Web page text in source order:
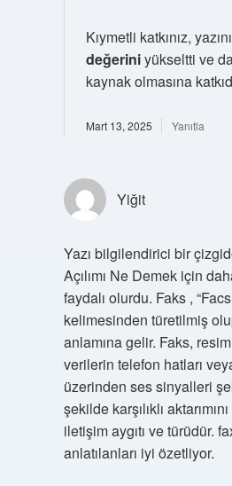
Kıymetli katkınız,
değeriniyükseltti ve
kaynak olmasına
Mart 13, 2025 Yanıtla
Yiğit
Yazı bilgilendirici bir
Açılımı Ne Demek için
faydalı olurdu. Faks ,
kelimesinden türetilmiş
anlamına gelir. Faks,
verilerin telefon hatları
üzerinden ses sinyalleri
şekilde karşılıklı
iletişim aygıtı ve türüdür.
anlatılanları iyi özetliyor.